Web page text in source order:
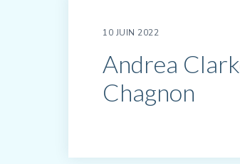
10 JUIN 2022
Andrea
Chagnon